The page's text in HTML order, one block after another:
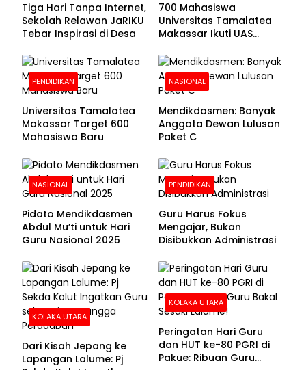
Tiga Hari Tanpa Internet,
Sekolah Relawan JaRIKU
Tebar Inspirasi di Desa
700 Mahasiswa
Universitas Tamalatea
Makassar Ikuti UAS
PENDIDIKAN
Universitas Tamalatea
Makassar Target 600
Mahasiswa Baru
NASIONAL
Mendikdasmen: Banyak
Anggota Dewan Lulusan
Paket C
NASIONAL
Pidato Mendikdasmen
Abdul Mu’ti untuk Hari
Guru Nasional 2025
PENDIDIKAN
Guru Harus Fokus
Mengajar, Bukan
Disibukkan Administrasi
KOLAKA UTARA
Dari Kisah Jepang ke
Lapangan Lalume: Pj
KOLAKA UTARA
Peringatan Hari Guru
dan HUT ke-80 PGRI di
Pakue: Ribuan Guru